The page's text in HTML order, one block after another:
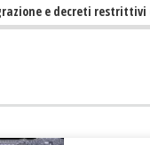
e decreti restrittivi